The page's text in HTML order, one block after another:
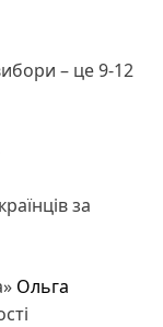
– це 9-12
за
Ольга